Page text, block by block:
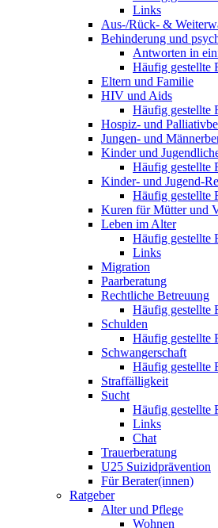
Links
Aus-/Rück- &
Behinderung und
Antworten in
Häufig gestellte
Eltern und Familie
HIV und Aids
Häufig gestellte
Hospiz- und
Jungen- und
Kinder und
Häufig gestellte
Kinder- und Jugend-
Häufig gestellte
Kuren für Mütter und
Leben im Alter
Häufig gestellte
Links
Migration
Paarberatung
Rechtliche Betreuung
Häufig gestellte
Schulden
Häufig gestellte
Schwangerschaft
Häufig gestellte
Straffälligkeit
Sucht
Häufig gestellte
Links
Chat
Trauerberatung
U25 Suizidprävention
Für Berater(innen)
Ratgeber
Alter und Pflege
Wohnen